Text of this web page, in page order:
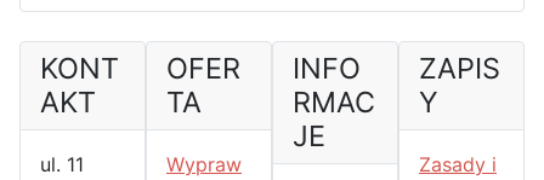
KONT
AKT
ul. 11
OFER
TA
Wypraw
INFO
RMAC
JE
ZAPIS
Y
Zasady i